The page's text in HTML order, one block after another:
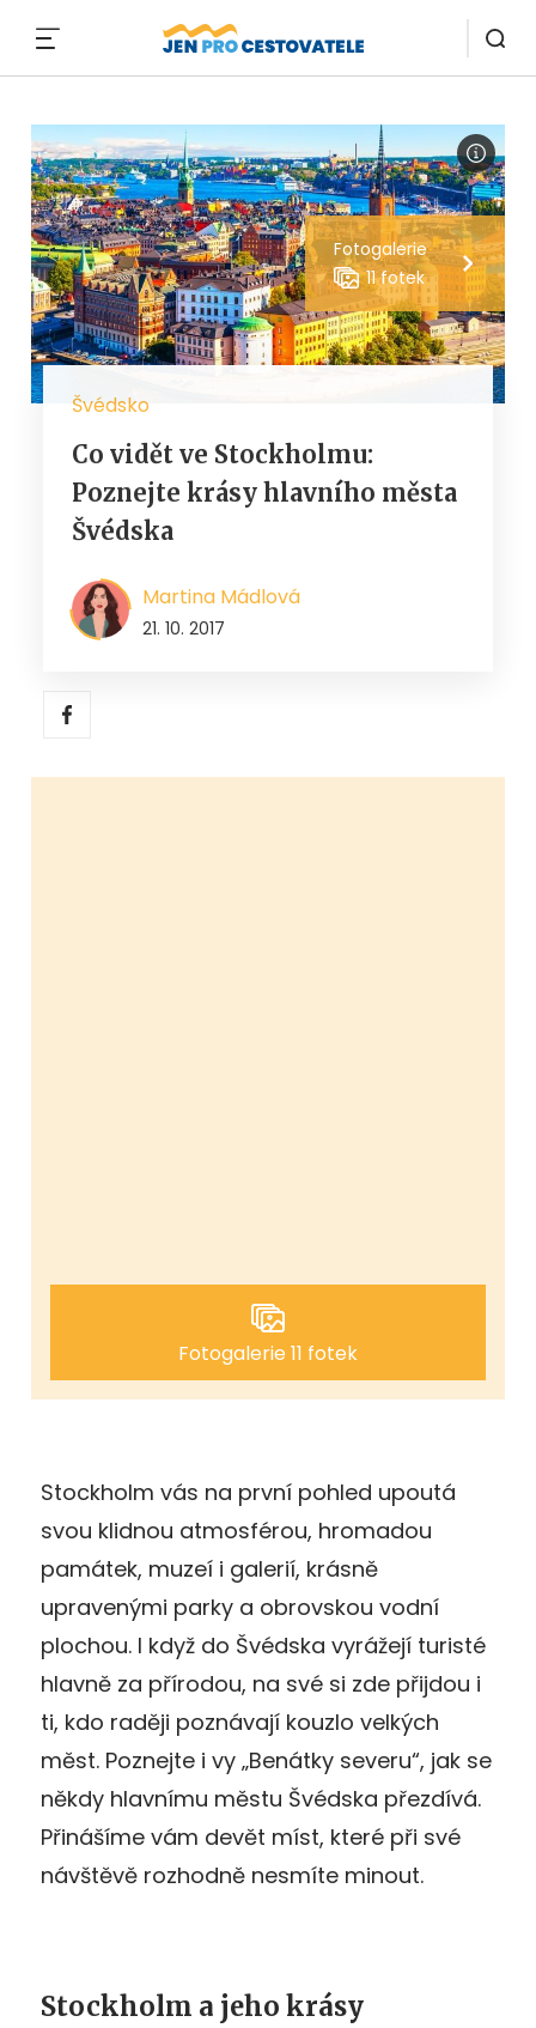
Fotogalerie
11 fotek
Švédsko
Co vidět ve Stockholmu:
Poznejte krásy hlavního města
Švédska
Martina Mádlová
21. 10. 2017
Fotogalerie 11 fotek
Stockholm vás na první pohled upoutá
svou klidnou atmosférou, hromadou
památek, muzeí i galerií, krásně
upravenými parky a obrovskou vodní
plochou. I když do Švédska vyrážejí turisté
hlavně za přírodou, na své si zde přijdou i
ti, kdo raději poznávají kouzlo velkých
měst. Poznejte i vy „Benátky severu“, jak se
někdy hlavnímu městu Švédska přezdívá.
Přinášíme vám devět míst, které při své
návštěvě rozhodně nesmíte minout.
Stockholm a jeho krásy